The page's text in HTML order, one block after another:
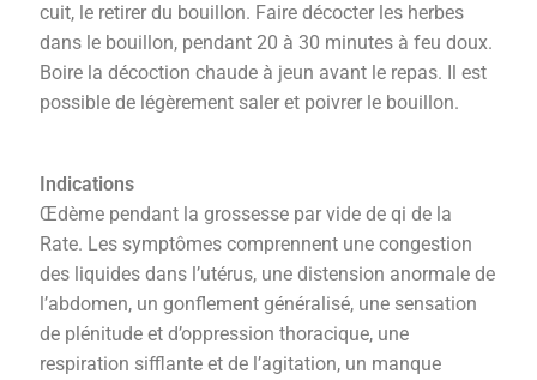
cuit, le retirer du bouillon. Faire décocter les herbes
dans le bouillon, pendant 20 à 30 minutes à feu doux.
Boire la décoction chaude à jeun avant le repas. Il est
possible de légèrement saler et poivrer le bouillon.
Indications
Œdème pendant la grossesse par vide de qi de la
Rate. Les symptômes comprennent une congestion
des liquides dans l’utérus, une distension anormale de
l’abdomen, un gonflement généralisé, une sensation
de plénitude et d’oppression thoracique, une
respiration sifflante et de l’agitation, un manque